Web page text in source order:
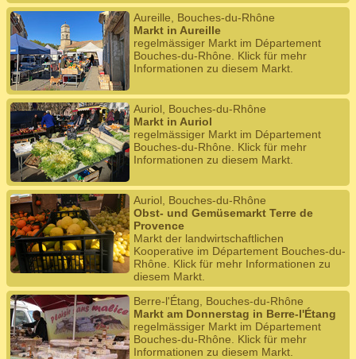
Aureille, Bouches-du-Rhône
Markt in Aureille
regelmässiger Markt im Département
Bouches-du-Rhône. Klick für mehr
Informationen zu diesem Markt.
Auriol, Bouches-du-Rhône
Markt in Auriol
regelmässiger Markt im Département
Bouches-du-Rhône. Klick für mehr
Informationen zu diesem Markt.
Auriol, Bouches-du-Rhône
Obst- und Gemüsemarkt Terre de
Provence
Markt der landwirtschaftlichen
Kooperative im Département Bouches-du-
Rhône. Klick für mehr Informationen zu
diesem Markt.
Berre-l'Étang, Bouches-du-Rhône
Markt am Donnerstag in Berre-l'Étang
regelmässiger Markt im Département
Bouches-du-Rhône. Klick für mehr
Informationen zu diesem Markt.